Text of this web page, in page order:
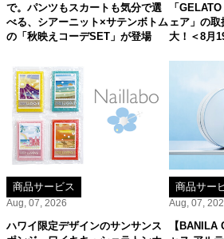
で。パンツもスカートも気分で選
べる、シアーニット×サテンボトム
の「秋映えコーデSET」が登場
「
ェア」の
大！＜8月
商品サービス
Aug, 07, 2026
ハワイ限定デザインのサンサンス
商品サー
Aug, 07,
【BANILA